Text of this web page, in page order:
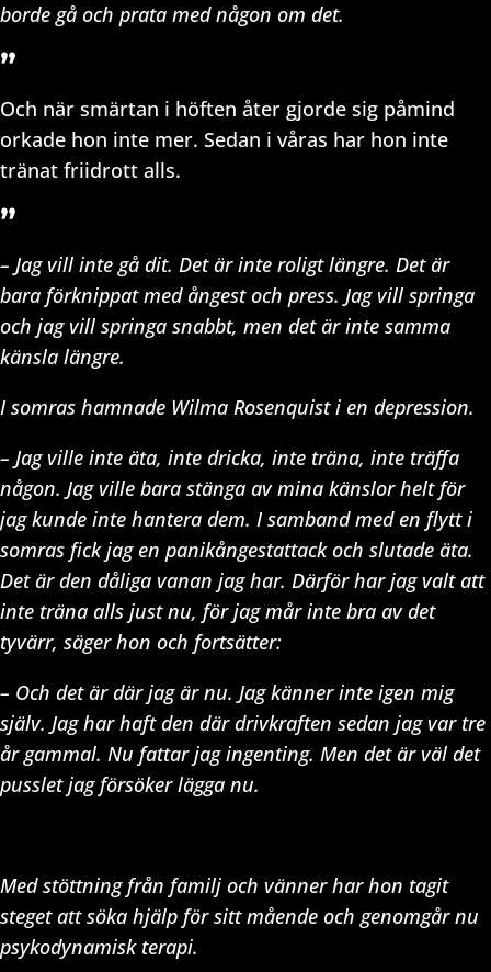
borde gå och prata med någon om det.
”
Och när smärtan i höften åter gjorde sig påmind
orkade hon inte mer. Sedan i våras har hon inte
tränat friidrott alls.
”
– Jag vill inte gå dit. Det är inte roligt längre. Det är
bara förknippat med ångest och press. Jag vill springa
och jag vill springa snabbt, men det är inte samma
känsla längre.
I somras hamnade Wilma Rosenquist i en depression.
– Jag ville inte äta, inte dricka, inte träna, inte träffa
någon. Jag ville bara stänga av mina känslor helt för
jag kunde inte hantera dem. I samband med en flytt i
somras fick jag en panikångestattack och slutade äta.
Det är den dåliga vanan jag har. Därför har jag valt att
inte träna alls just nu, för jag mår inte bra av det
tyvärr, säger hon och fortsätter:
– Och det är där jag är nu. Jag känner inte igen mig
själv. Jag har haft den där drivkraften sedan jag var tre
år gammal. Nu fattar jag ingenting. Men det är väl det
pusslet jag försöker lägga nu.
Med stöttning från familj och vänner har hon tagit
steget att söka hjälp för sitt mående och genomgår nu
psykodynamisk terapi.